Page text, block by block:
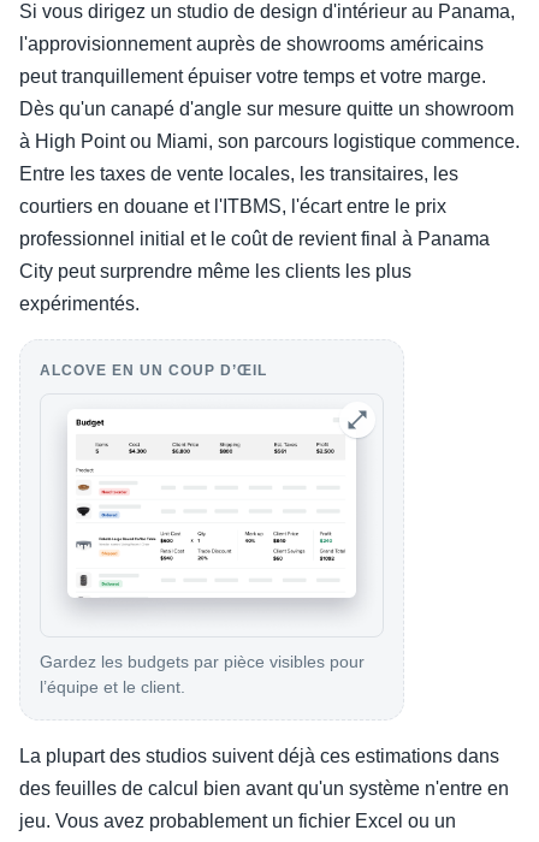
Si vous dirigez un studio de design d'intérieur au Panama,
l'approvisionnement auprès de showrooms américains
peut tranquillement épuiser votre temps et votre marge.
Dès qu'un canapé d'angle sur mesure quitte un showroom
à High Point ou Miami, son parcours logistique commence.
Entre les taxes de vente locales, les transitaires, les
courtiers en douane et l'ITBMS, l'écart entre le prix
professionnel initial et le coût de revient final à Panama
City peut surprendre même les clients les plus
expérimentés.
ALCOVE EN UN COUP D’ŒIL
Gardez les budgets par pièce visibles pour
l’équipe et le client.
La plupart des studios suivent déjà ces estimations dans
des feuilles de calcul bien avant qu'un système n'entre en
jeu. Vous avez probablement un fichier Excel ou un